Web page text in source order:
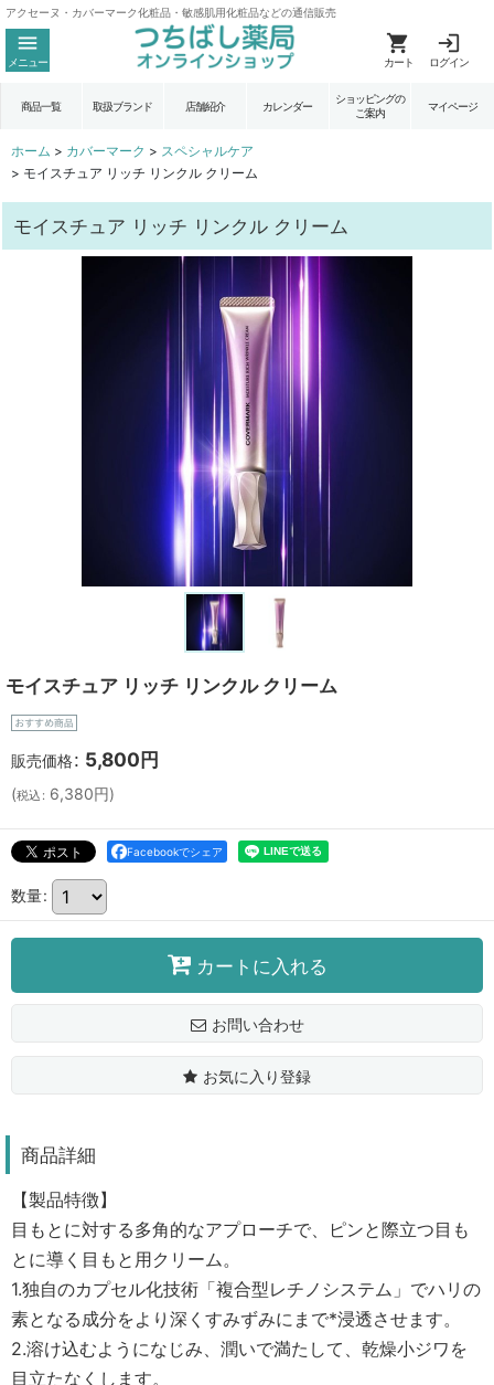
アクセーヌ・カバーマーク化粧品・敏感肌用化粧品などの通信販売
メニュー カート ログイン
商品一覧 取扱ブランド 店舗紹介 カレンダー
ショッピングの
ご案内
マイページ
ホーム > カバーマーク > スペシャルケア
> モイスチュア リッチ リンクル クリーム
モイスチュア リッチ リンクル クリーム
モイスチュア リッチ リンクル クリーム
販売価格: 5,800円
(税込 : 6,380円)
Facebookでシェア
数量:
カートに入れる
お問い合わせ
お気に入り登録
商品詳細
【製品特徴】
目もとに対する多角的なアプローチで、ピンと際立つ目も
とに導く目もと用クリーム。
1.独自のカプセル化技術「複合型レチノシステム」でハリの
素となる成分をより深くすみずみにまで*浸透させます。
2.溶け込むようになじみ、潤いで満たして、乾燥小ジワを
目立たなくします。